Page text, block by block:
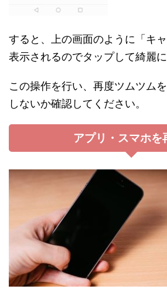
すると、上の画面のように「キ
表示されるのでタップして綺麗に
この操作を行い、再度ツムツム
しないか確認してください。
アプリ・スマホを